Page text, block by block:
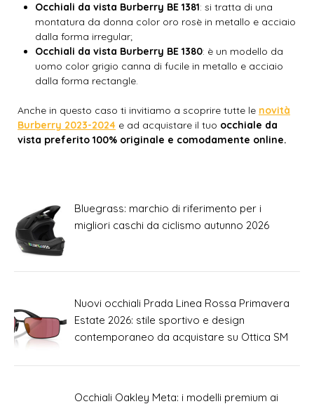
Occhiali da vista Burberry BE 1381: si tratta di una
montatura da donna color oro rosè in metallo e acciaio
dalla forma irregular;
Occhiali da vista Burberry BE 1380: è un modello da
uomo color grigio canna di fucile in metallo e acciaio
dalla forma rectangle.
Anche in questo caso ti invitiamo a scoprire tutte le novità
Burberry 2023-2024 e ad acquistare il tuo occhiale da
vista preferito 100% originale e comodamente online.
Bluegrass: marchio di riferimento per i
migliori caschi da ciclismo autunno 2026
Nuovi occhiali Prada Linea Rossa Primavera
Estate 2026: stile sportivo e design
contemporaneo da acquistare su Ottica SM
Occhiali Oakley Meta: i modelli premium ai